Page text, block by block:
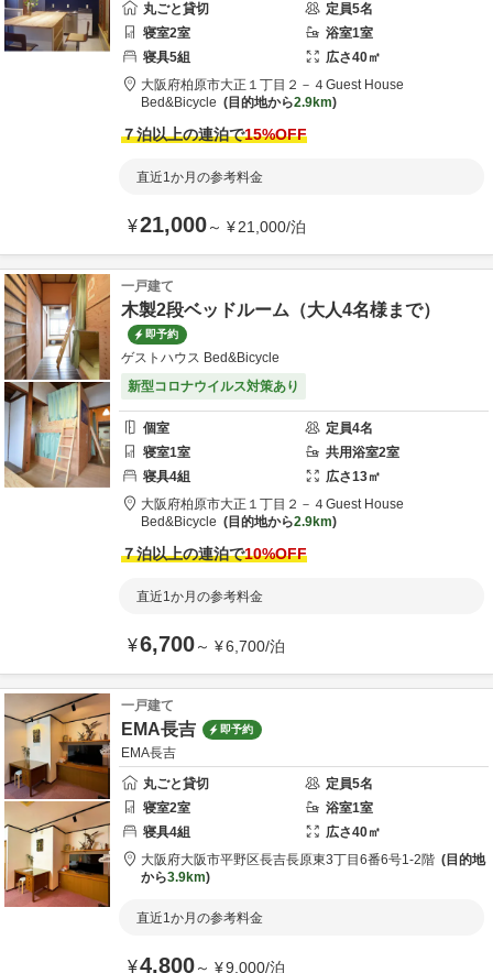
丸ごと貸切 定員5名
寝室2室 浴室1室
寝具5組 広さ40㎡
大阪府柏原市大正１丁目２－４Guest House
Bed&Bicycle
目的地から2.9km
７泊以上の連泊で15%OFF
直近1か月の参考料金
¥21,000～ ¥21,000/泊
一戸建て
木製2段ベッドルーム（大人4名様まで）
即予約
ゲストハウス Bed&Bicycle
新型コロナウイルス対策あり
個室 定員4名
寝室1室 共用浴室2室
寝具4組 広さ13㎡
大阪府柏原市大正１丁目２－４Guest House
Bed&Bicycle
目的地から2.9km
７泊以上の連泊で10%OFF
直近1か月の参考料金
¥6,700～ ¥6,700/泊
一戸建て
EMA長吉 即予約
EMA長吉
丸ごと貸切
定員5名
寝室2室 浴室1室
寝具4組 広さ40㎡
大阪府大阪市平野区長吉長原東3丁目6番6号1-2階
目的地
から3.9km
直近1か月の参考料金
¥4,800～ ¥9,000/泊